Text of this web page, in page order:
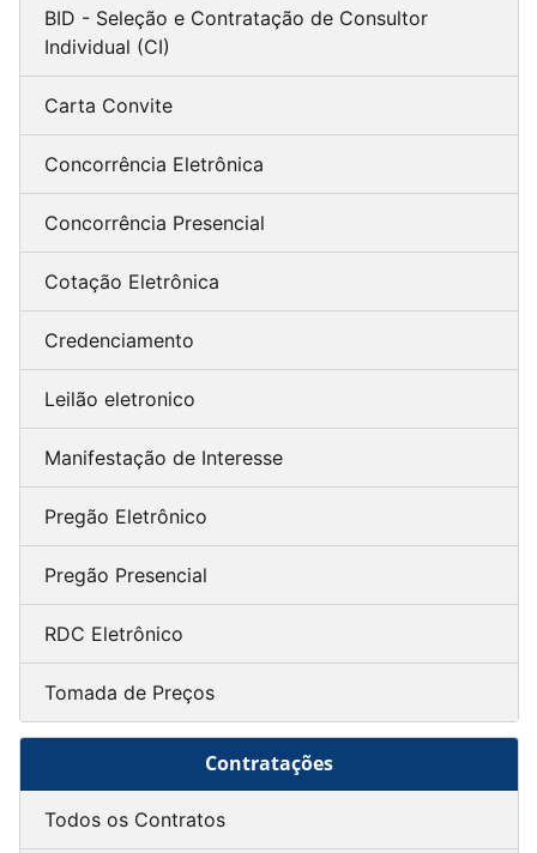
BID - Seleção e Contratação de Consultor
Individual (CI)
Carta Convite
Concorrência Eletrônica
Concorrência Presencial
Cotação Eletrônica
Credenciamento
Leilão eletronico
Manifestação de Interesse
Pregão Eletrônico
Pregão Presencial
RDC Eletrônico
Tomada de Preços
Contratações
Todos os Contratos